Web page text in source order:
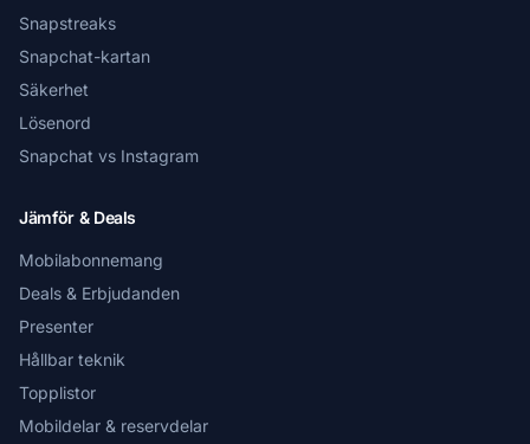
Snapstreaks
Snapchat-kartan
Säkerhet
Lösenord
Snapchat vs Instagram
Jämför & Deals
Mobilabonnemang
Deals & Erbjudanden
Presenter
Hållbar teknik
Topplistor
Mobildelar & reservdelar